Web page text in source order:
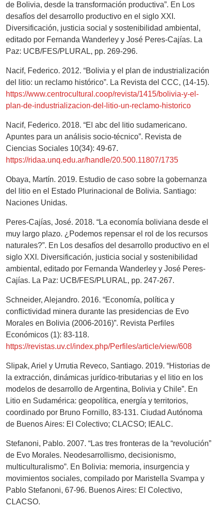
de Bolivia, desde la transformación productiva”. En Los
desafíos del desarrollo productivo en el siglo XXI.
Diversificación, justicia social y sostenibilidad ambiental,
editado por Fernanda Wanderley y José Peres-Cajías. La
Paz: UCB/FES/PLURAL, pp. 269-296.
Nacif, Federico. 2012. “Bolivia y el plan de industrialización
del litio: un reclamo histórico”. La Revista del CCC, (14-15).
https://www.centrocultural.coop/revista/1415/bolivia-y-el-
plan-de-industrializacion-del-litio-un-reclamo-historico
Nacif, Federico. 2018. “El abc del litio sudamericano.
Apuntes para un análisis socio-técnico”. Revista de
Ciencias Sociales 10(34): 49-67.
https://ridaa.unq.edu.ar/handle/20.500.11807/1735
Obaya, Martín. 2019. Estudio de caso sobre la gobernanza
del litio en el Estado Plurinacional de Bolivia. Santiago:
Naciones Unidas.
Peres-Cajías, José. 2018. “La economía boliviana desde el
muy largo plazo. ¿Podemos repensar el rol de los recursos
naturales?”. En Los desafíos del desarrollo productivo en el
siglo XXI. Diversificación, justicia social y sostenibilidad
ambiental, editado por Fernanda Wanderley y José Peres-
Cajías. La Paz: UCB/FES/PLURAL, pp. 247-267.
Schneider, Alejandro. 2016. “Economía, política y
conflictividad minera durante las presidencias de Evo
Morales en Bolivia (2006-2016)”. Revista Perfiles
Económicos (1): 83-118.
https://revistas.uv.cl/index.php/Perfiles/article/view/608
Slipak, Ariel y Urrutia Reveco, Santiago. 2019. “Historias de
la extracción, dinámicas jurídico-tributarias y el litio en los
modelos de desarrollo de Argentina, Bolivia y Chile”. En
Litio en Sudamérica: geopolítica, energía y territorios,
coordinado por Bruno Fornillo, 83-131. Ciudad Autónoma
de Buenos Aires: El Colectivo; CLACSO; IEALC.
Stefanoni, Pablo. 2007. “Las tres fronteras de la “revolución”
de Evo Morales. Neodesarrollismo, decisionismo,
multiculturalismo”. En Bolivia: memoria, insurgencia y
movimientos sociales, compilado por Maristella Svampa y
Pablo Stefanoni, 67-96. Buenos Aires: El Colectivo,
CLACSO.